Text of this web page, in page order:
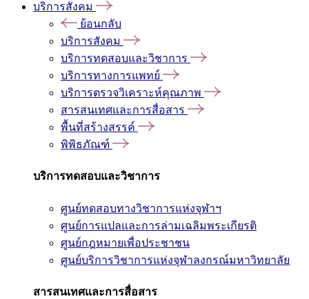
บริการสังคม
ย้อนกลับ
บริการสังคม
บริการทดสอบและวิชาการ
บริการทางการแพทย์
บริการตรวจวิเคราะห์คุณภาพ
สารสนเทศและการสื่อสาร
พื้นที่สร้างสรรค์
พิพิธภัณฑ์
บริการทดสอบและวิชาการ
ศูนย์ทดสอบทางวิชาการแห่งจุฬาฯ
ศูนย์การแปลและการล่ามเฉลิมพระเกียรติ
ศูนย์กฎหมายเพื่อประชาชน
ศูนย์บริการวิชาการแห่งจุฬาลงกรณ์มหาวิทยาลัย
สารสนเทศและการสื่อสาร